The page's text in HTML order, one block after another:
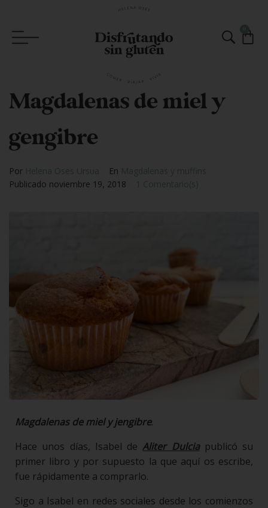
Magdalenas de miel y
gengibre
Por Helena Oses Ursua En Magdalenas y muffins
Publicado noviembre 19, 2018 1 Comentario(s)
Magdalenas de miel y jengibre.
Hace unos días, Isabel deAliter Dulciapublicó su
primer libro y por supuesto la que aquí os escribe,
fue rápidamente a comprarlo.
Sigo a Isabel en redes sociales desde los comienzos